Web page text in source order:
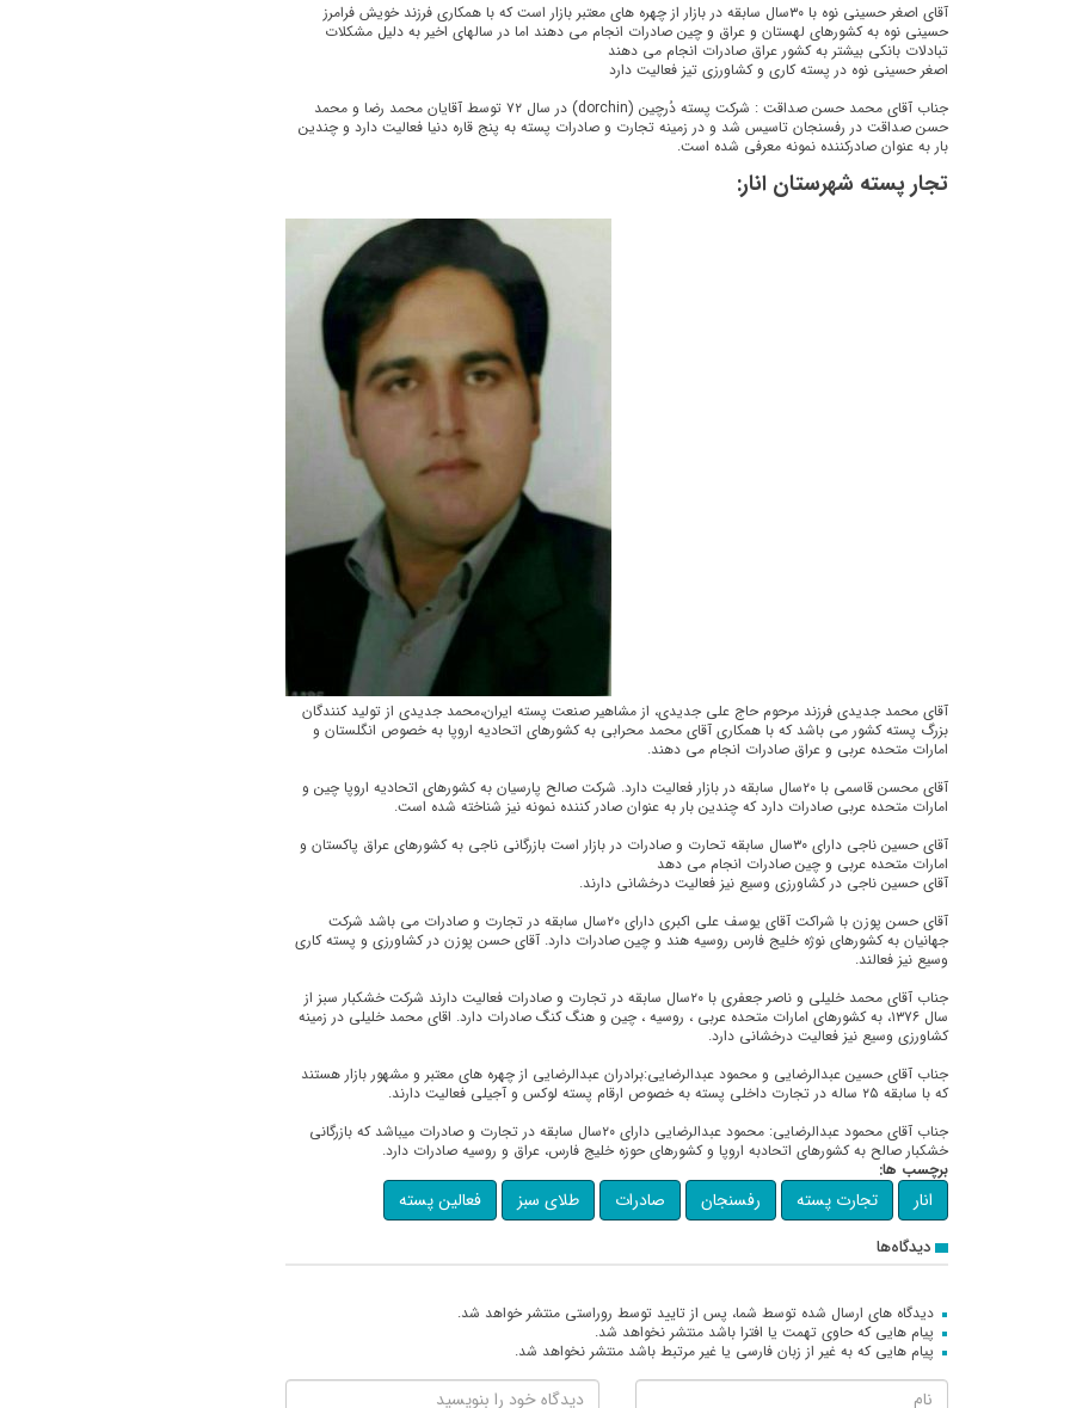
آقای اصغر حسینی نوه با ۳۰سال سابقه در بازار از چهره های معتبر بازار است که با همکاری فرزند خویش فرامرز
حسینی نوه به کشورهای لهستان و عراق و چین صادرات انجام می دهند اما در سالهای اخیر به دلیل مشکلات
تبادلات بانکی بیشتر به کشور عراق صادرات انجام می دهند
اصغر حسینی نوه در پسته کاری و کشاورزی تیز فعالیت دارد
جناب آقای محمد حسن صداقت : شرکت پسته دُرچین (dorchin) در سال ۷۲ توسط آقایان محمد رضا و محمد
حسن صداقت در رفسنجان تاسیس شد و در زمینه تجارت و صادرات پسته به پنج قاره دنیا فعالیت دارد و چندین
بار به عنوان صادرکننده نمونه معرفی شده است.
تجار پسته شهرستان انار:
آقای محمد جدیدی فرزند مرحوم حاج علی جدیدی، از مشاهیر صنعت پسته ایران،محمد جدیدی از تولید کنندگان
بزرگ پسته کشور می باشد که با همکاری آقای محمد محرابی به کشورهای اتحادیه اروپا به خصوص انگلستان و
امارات متحده عربی و عراق صادرات انجام می دهند.
آقای محسن قاسمی با ۲۰سال سابقه در بازار فعالیت دارد. شرکت صالح پارسیان به کشورهای اتحادیه اروپا چین و
امارات متحده عربی صادرات دارد که چندین بار به عنوان صادر کننده نمونه نیز شناخته شده است.
آقای حسین ناجی دارای ۳۰سال سابقه تحارت و صادرات در بازار است بازرگانی ناجی به کشورهای عراق پاکستان و
امارات متحده عربی و چین صادرات انجام می دهد
آقای حسین ناجی در کشاورزی وسیع نیز فعالیت درخشانی دارند.
آقای حسن پوزن با شراکت آقای یوسف علی اکبری دارای ۲۰سال سابقه در تجارت و صادرات می باشد شرکت
جهانیان به کشورهای نوژه خلیج فارس روسیه هند و چین صادرات دارد. آقای حسن پوزن در کشاورزی و پسته کاری
وسیع نیز فعالند.
جناب آقای محمد خلیلی و ناصر جعفری با ۲۰سال سابقه در تجارت و صادرات فعالیت دارند شرکت خشکبار سبز از
سال ۱۳۷۶، به کشورهای امارات متحده عربی ، روسیه ، چین و هنگ کنگ صادرات دارد. اقای محمد خلیلی در زمینه
کشاورزی وسیع نیز فعالیت درخشانی دارد.
جناب آقای حسین عبدالرضایی و محمود عبدالرضایی:برادران عبدالرضایی از چهره های معتبر و مشهور بازار هستند
که با سابقه ۲۵ ساله در تجارت داخلی پسته به خصوص ارقام پسته لوکس و آجیلی فعالیت دارند.
جناب آقای محمود عبدالرضایی: محمود عبدالرضایی دارای ۲۰سال سابقه در تجارت و صادرات میباشد که بازرگانی
خشکبار صالح به کشورهای اتحادبه اروپا و کشورهای حوزه خلیج فارس، عراق و روسیه صادرات دارد.
برچسب ها:
انار تجارت پسته رفسنجان صادرات طلای سبز فعالین پسته
دیدگاه‌ها
دیدگاه های ارسال شده توسط شما، پس از تایید توسط روراستی منتشر خواهد شد.
پیام هایی که حاوی تهمت یا افترا باشد منتشر نخواهد شد.
پیام هایی که به غیر از زبان فارسی یا غیر مرتبط باشد منتشر نخواهد شد.